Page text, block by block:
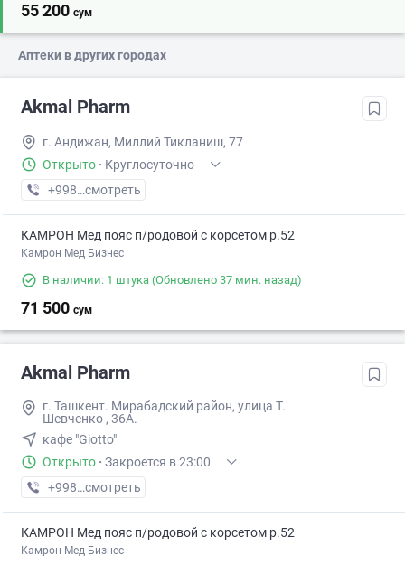
55 200 сум
Аптеки в других городах
Akmal Pharm
г. Андижан, Миллий Тикланиш, 77
Открыто · Круглосуточно
+998 (91) XXX-XX-XX
смотреть
КАМРОН Мед пояс п/родовой с корсетом р.52
Камрон Мед Бизнес
В наличии: 1 штука (Обновлено 37 мин. назад)
71 500 сум
Akmal Pharm
г. Ташкент. Мирабадский район, улица Т.
Шевченко , 36А.
кафе "Giotto"
Открыто · Закроется в 23:00
+998 (99) XXX-XX-XX
смотреть
КАМРОН Мед пояс п/родовой с корсетом р.52
Камрон Мед Бизнес